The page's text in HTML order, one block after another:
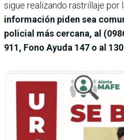
sigue realizando rastrillaje por
información piden sea
policial más cercana, al
911, Fono Ayuda 147 o al 130